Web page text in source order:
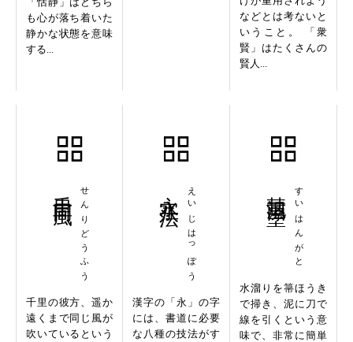
も心が落ち着いた
静かな状態を意味
する...
などとは考ないと
いうこと。 「衆
賢」はたくさんの
賢人...
せんりどうふう
千里の彼方、遥か
遠くまで同じ風が
吹いているという
えいじはっぽう
漢字の「永」の字
には、書道に必要
な八種の技法がす
すいはんがと
水溜りを箒ほうき
で掃き、泥に刀で
線を引くという意
味で、非常に簡単